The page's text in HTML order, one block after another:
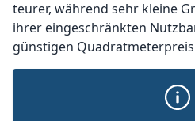
teurer, während sehr kleine
ihrer eingeschränkten
günstigen